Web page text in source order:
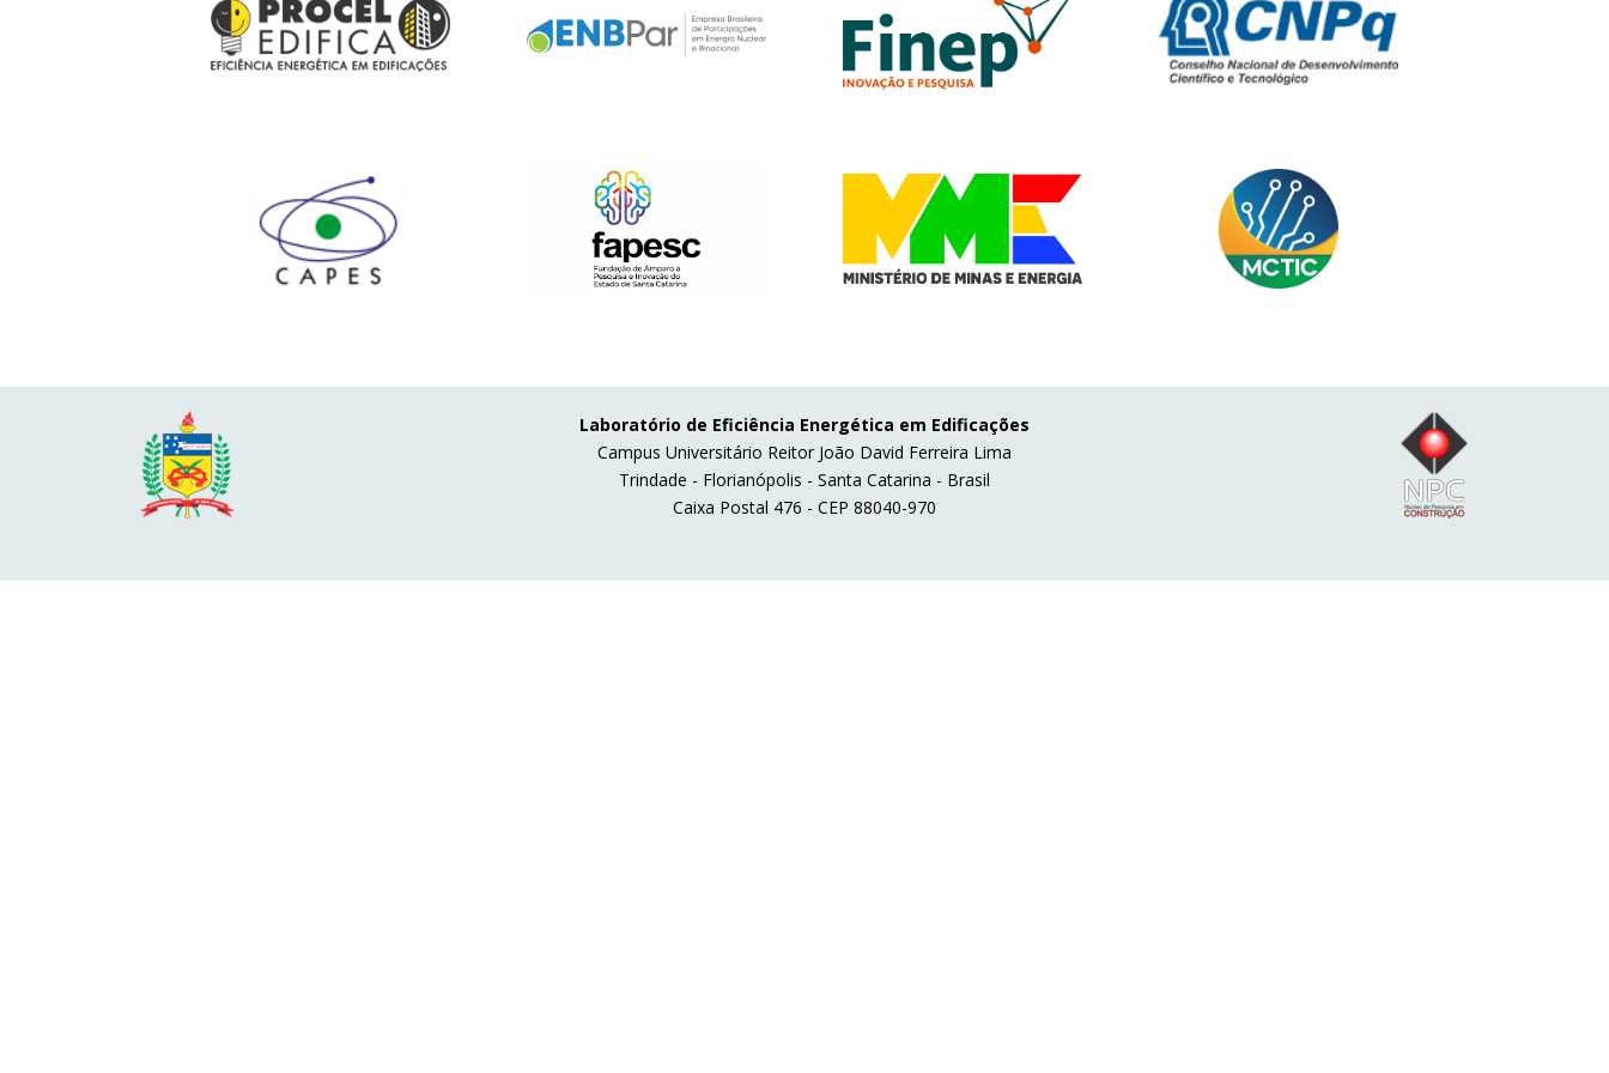
Laboratório de Eficiência Energética em Edificações
Campus Universitário Reitor João David Ferreira Lima
Trindade - Florianópolis - Santa Catarina - Brasil
Caixa Postal 476 - CEP 88040-970